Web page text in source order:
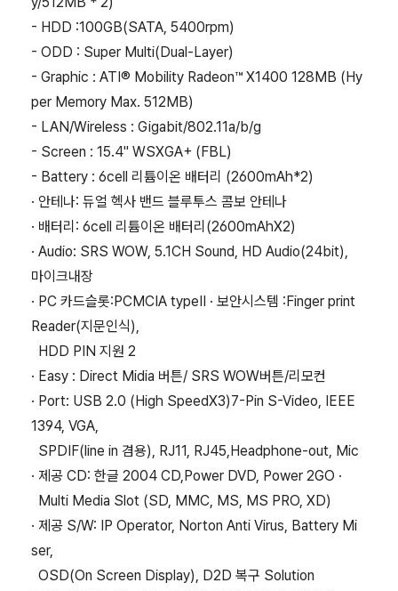
- HDD :100GB(SATA, 5400rpm)
- ODD : Super Multi(Dual-Layer)
- Graphic : ATI® Mobility Radeon™ X1400 128MB (Hy
per Memory Max. 512MB)
- LAN/Wireless : Gigabit/802.11a/b/g
- Screen : 15.4" WSXGA+ (FBL)
- Battery : 6cell 리튬이온 배터리 (2600mAh*2)
· 안테나: 듀얼 헥사 밴드 블루투스 콤보 안테나
· 배터리: 6cell 리튬이온 배터리(2600mAhX2)
· Audio: SRS WOW, 5.1CH Sound, HD Audio(24bit),
마이크내장
· PC 카드슬롯:PCMCIA typeII · 보안시스템 :Finger print
Reader(지문인식),
HDD PIN 지원 2
· Easy : Direct Midia 버튼/ SRS WOW버튼/리모컨
· Port: USB 2.0 (High SpeedX3)7-Pin S-Video, IEEE
1394, VGA,
SPDIF(line in 겸용), RJ11, RJ45,Headphone-out, Mic
· 제공 CD: 한글 2004 CD,Power DVD, Power 2GO ·
Multi Media Slot (SD, MMC, MS, MS PRO, XD)
· 제공 S/W: IP Operator, Norton Anti Virus, Battery Mi
ser,
OSD(On Screen Display), D2D 복구 Solution